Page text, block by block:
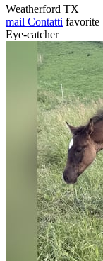
Weatherford TX
mail Contatti favorite
Eye-catcher